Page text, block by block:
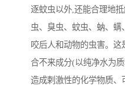
逐蚊虫以外,还能合理地
虫、臭虫、蚊虫、蚋、
咬后人和动物的虫害。这
合不来成分(以纯净水为
造成剌激性的化学物质